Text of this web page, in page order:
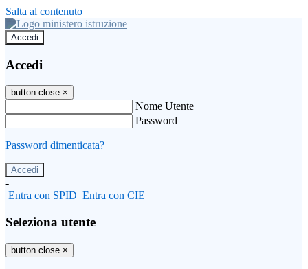
Salta al contenuto
Accedi
Accedi
button close ×
Nome Utente
Password
Password dimenticata?
-
Entra con SPID Entra con CIE
Seleziona utente
button close ×